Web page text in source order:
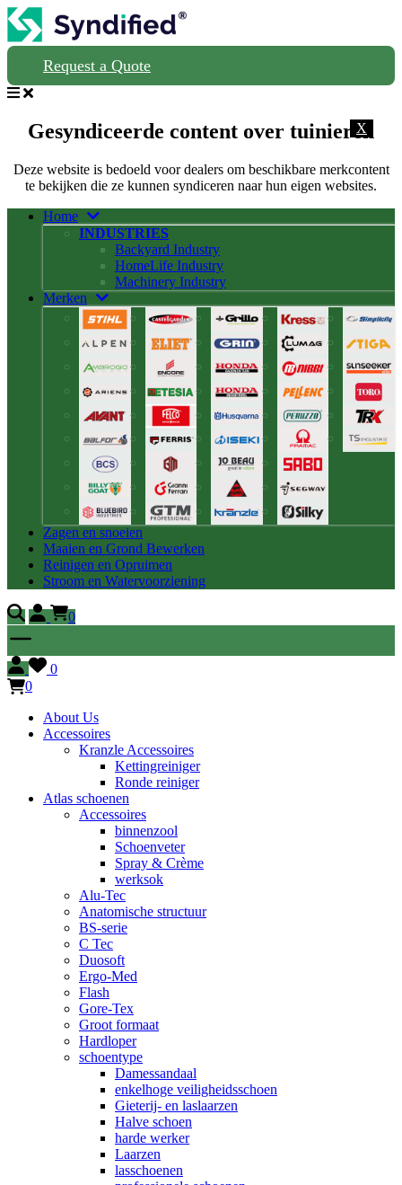
Request a Quote
X
Gesyndiceerde content over tuinieren
Deze website is bedoeld voor dealers om beschikbare merkcontent
te bekijken die ze kunnen syndiceren naar hun eigen websites.
Home
INDUSTRIES
Backyard Industry
HomeLife Industry
Machinery Industry
Merken
Zagen en snoeien
Maaien en Grond Bewerken
Reinigen en Opruimen
Stroom en Watervoorziening
0
0
0
About Us
Accessoires
Kranzle Accessoires
Kettingreiniger
Ronde reiniger
Atlas schoenen
Accessoires
binnenzool
Schoenveter
Spray & Crème
werksok
Alu-Tec
Anatomische structuur
BS-serie
C Tec
Duosoft
Ergo-Med
Flash
Gore-Tex
Groot formaat
Hardloper
schoentype
Damessandaal
enkelhoge veiligheidsschoen
Gieterij- en laslaarzen
Halve schoen
harde werker
Laarzen
lasschoenen